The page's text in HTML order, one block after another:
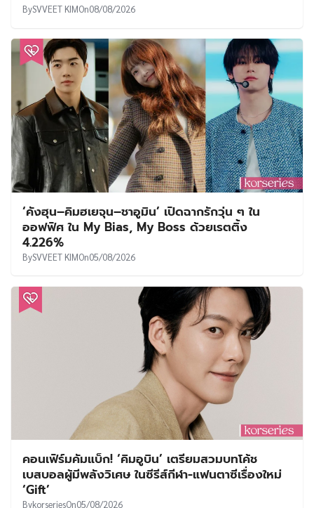
BySVVEET KIMOn08/08/2026
‘คังฮุน–คิมฮเยจุน–ชาอูมิน’ เปิดฉากรักวุ่น ๆ ใน
ออฟฟิศ ใน My Bias, My Boss ด้วยเรตติ้ง
4.226%
BySVVEET KIMOn05/08/2026
คอนเฟิร์มคัมแบ็ก! ‘คิมอูบิน’ เตรียมสวมบทโค้ช
เบสบอลผู้มีพลังวิเศษ ในซีรีส์กีฬา-แฟนตาซีเรื่องใหม่
‘Gift’
BykorseriesOn05/08/2026